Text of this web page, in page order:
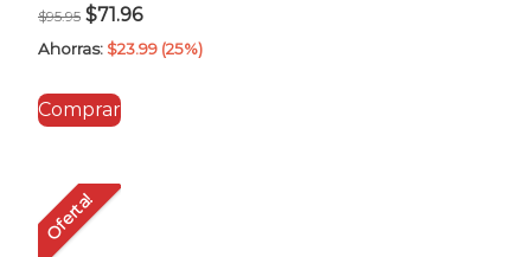
$95.95 El
precio
era:
$71.96El
precio
Ahorras: $23.99 (25%)
Comprar
Oferta!